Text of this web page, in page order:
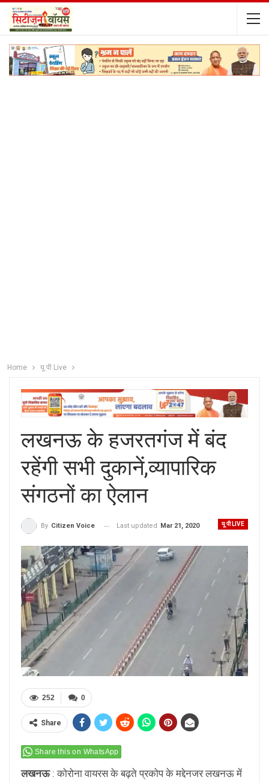
Home यू पी Live
लखनऊ के हजरतगंज में बंद
रहेंगी सभी दुकानें,व्यापारिक
संगठनों का ऐलान
यू पी LIVE
By Citizen Voice Last updated Mar 21, 2020
0
252
Share
Share this on WhatsApp
लखनऊ : कोरोना वायरस के बढ़ते प्रकोप के मद्देनजर लखनऊ में